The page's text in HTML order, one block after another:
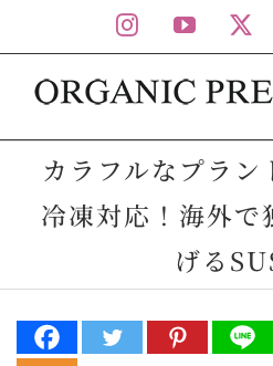
to
content
Instagram
カラフルなプラン
冷凍対応！海外で
げる